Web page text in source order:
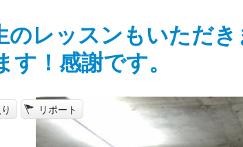
のレッスンもいただ
！感謝です。
リポート